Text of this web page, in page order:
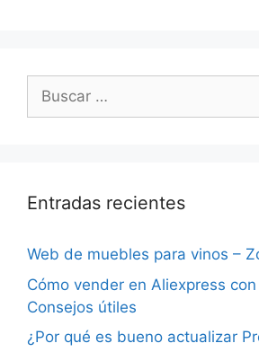
Buscar:
Entradas recientes
Web de muebles para vinos –
Cómo vender en Aliexpress
Consejos útiles
¿Por qué es bueno actualizar